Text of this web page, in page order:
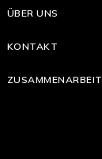
ÜBER UNS
KONTAKT
ZUSAMMENARBEIT